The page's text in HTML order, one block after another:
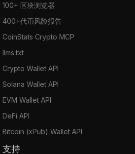
100+ 区块浏览器
400+代币风险报告
CoinStats Crypto MCP
llms.txt
Crypto Wallet API
Solana Wallet API
EVM Wallet API
DeFi API
Bitcoin (xPub) Wallet API
支持